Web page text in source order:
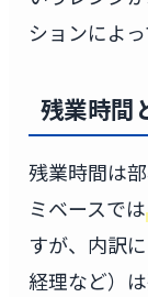
ションによ
残業時間
残業時間は
ミベースでは
すが、内訳
経理など）